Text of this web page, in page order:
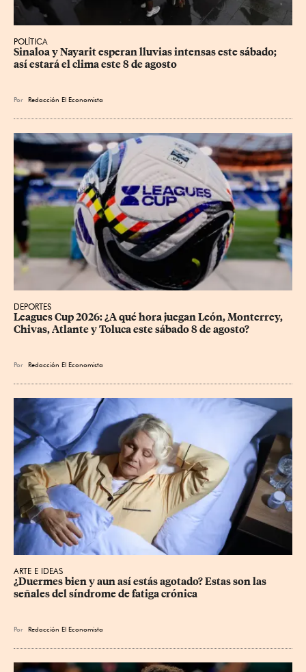
POLÍTICA
Sinaloa y Nayarit esperan lluvias intensas este sábado;
así estará el clima este 8 de agosto
Por Redacción El Economista
DEPORTES
Leagues Cup 2026: ¿A qué hora juegan León, Monterrey,
Chivas, Atlante y Toluca este sábado 8 de agosto?
Por Redacción El Economista
ARTE E IDEAS
¿Duermes bien y aun así estás agotado? Estas son las
señales del síndrome de fatiga crónica
Por Redacción El Economista